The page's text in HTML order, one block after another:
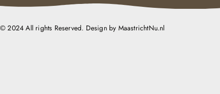
© 2024 All rights Reserved. Design by MaastrichtNu.nl